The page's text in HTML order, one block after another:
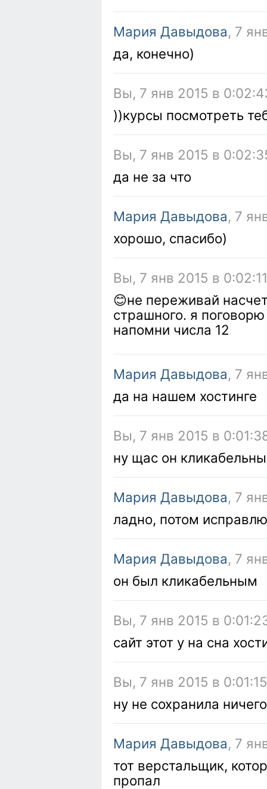
Мария Давыдова, 7
да, конечно)
Вы, 7 янв 2015 в
))курсы посмотреть
Вы, 7 янв 2015 в
да не за что
Мария Давыдова, 7
хорошо, спасибо)
Вы, 7 янв 2015 в 0:02:11
😊не переживай
страшного. я
напомни числа 12
Мария Давыдова, 7
да на нашем хостинге
Вы, 7 янв 2015 в
ну щас он
Мария Давыдова, 7
ладно, потом исправлю
Мария Давыдова, 7
он был кликабельным
Вы, 7 янв 2015 в
сайт этот у на сна
Вы, 7 янв 2015 в 0:01:15
ну не сохранила
Мария Давыдова, 7
тот верстальщик,
пропал